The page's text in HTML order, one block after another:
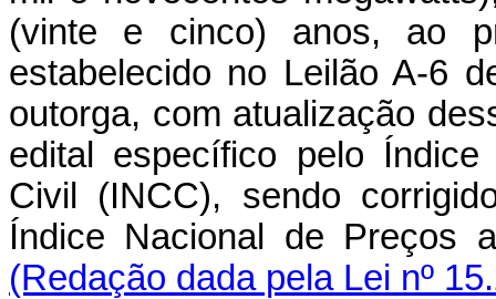
(vinte e cinco) anos, ao
estabelecido no Leilão A-6
outorga, com atualização
edital específico pelo
Civil (INCC), sendo
Índice Nacional de
(Redação dada pela Lei nº